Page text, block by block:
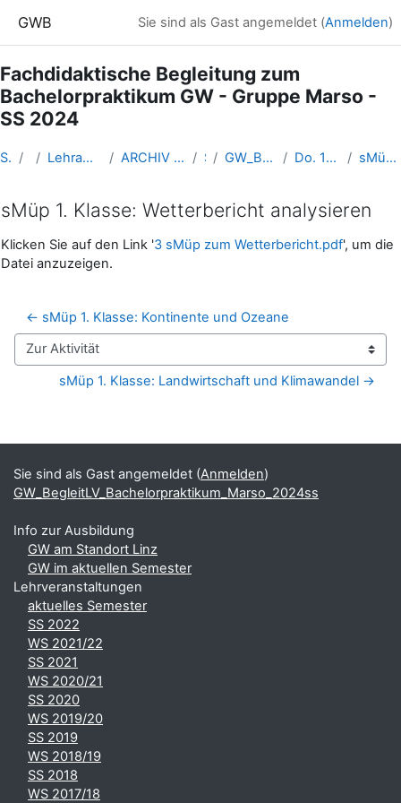
GWB Sie sind als Gast angemeldet (Anmelden)
Fachdidaktische Begleitung zum
Bachelorpraktikum GW - Gruppe Marso -
SS 2024
Startseite Kurse Lehramtsausbildung GW im Cluster Österreich Mitte ARCHIV - Lehrveranstaltungen am Standort Linz - seit 2016 SS_2024 GW_BegleitLV_Bachelorpraktikum_Marso_2024ss Do. 18.04.24 (online) – Leistungsbeurteilung sMüp 1. Klasse: Wetterbericht analysieren
sMüp 1. Klasse: Wetterbericht analysieren
Abschlussbedingungen
Klicken Sie auf den Link '3 sMüp zum Wetterbericht.pdf', um die
Datei anzuzeigen.
← sMüp 1. Klasse: Kontinente und Ozeane
Zur Aktivität
sMüp 1. Klasse: Landwirtschaft und Klimawandel →
Ergänzungsblöcke
Sie sind als Gast angemeldet (Anmelden)
GW_BegleitLV_Bachelorpraktikum_Marso_2024ss
Info zur Ausbildung
GW am Standort Linz
GW im aktuellen Semester
Lehrveranstaltungen
aktuelles Semester
SS 2022
WS 2021/22
SS 2021
WS 2020/21
SS 2020
WS 2019/20
SS 2019
WS 2018/19
SS 2018
WS 2017/18